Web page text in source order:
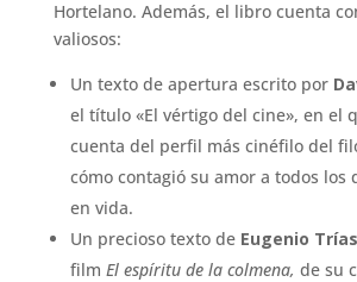
Hortelano. Además, el libro cuenta
valiosos:
Un texto de apertura escrito por
el título «El vértigo del cine», en el
cuenta del perfil más cinéfilo del
cómo contagió su amor a todos los
en vida.
Un precioso texto de Eugenio Trías
film El espíritu de la colmena, de su